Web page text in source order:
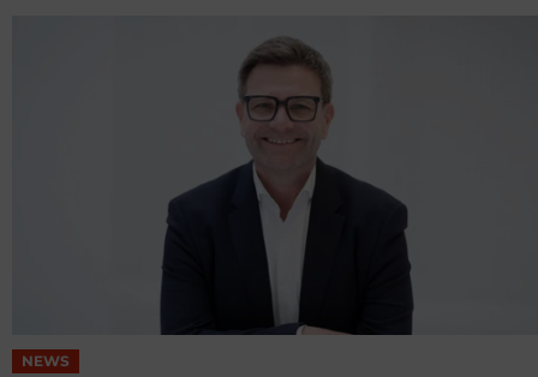
NEWS